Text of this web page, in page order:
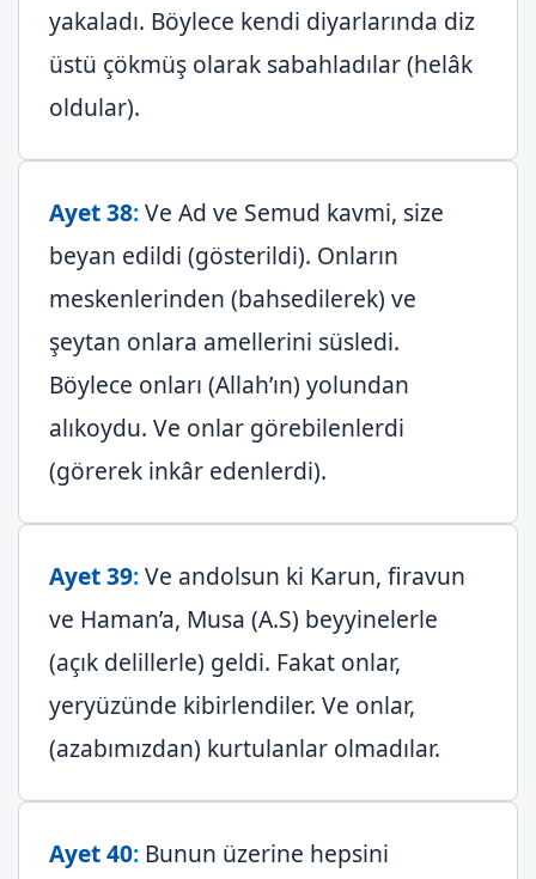
yakaladı. Böylece kendi diyarlarında diz
üstü çökmüş olarak sabahladılar (helâk
oldular).
Ayet 38:Ve Ad ve Semud kavmi, size
beyan edildi (gösterildi). Onların
meskenlerinden (bahsedilerek) ve
şeytan onlara amellerini süsledi.
Böylece onları (Allah’ın) yolundan
alıkoydu. Ve onlar görebilenlerdi
(görerek inkâr edenlerdi).
Ayet 39:Ve andolsun ki Karun, firavun
ve Haman’a, Musa (A.S) beyyinelerle
(açık delillerle) geldi. Fakat onlar,
yeryüzünde kibirlendiler. Ve onlar,
(azabımızdan) kurtulanlar olmadılar.
Ayet 40: Bunun üzerine hepsini